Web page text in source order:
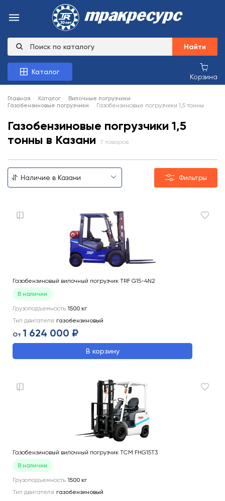
Найти
Каталог
Корзина
Главная Каталог
Вилочные погрузчики
Газобензиновые погрузчики
Газобензиновые погрузчики 1,5 тонны
Газобензиновые погрузчики 1,5
тонны в Казани
7 товаров
Фильтры
Газобензиновый вилочный погрузчик TRF G15-4N2
В наличии
Грузоподъемность 1500 кг
Тип двигателя газобензиновый
От 1 624 000 ₽
В корзину
Газобензиновый вилочный погрузчик TCM FHG15T3
В наличии
Грузоподъемность 1500 кг
Тип двигателя газобензиновый